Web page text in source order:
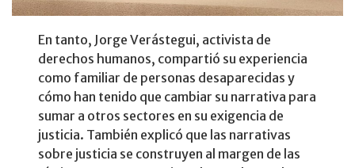
En tanto, Jorge Verástegui, activista de
derechos humanos, compartió su experiencia
como familiar de personas desaparecidas y
cómo han tenido que cambiar su narrativa para
sumar a otros sectores en su exigencia de
justicia. También explicó que las narrativas
sobre justicia se construyen al margen de las